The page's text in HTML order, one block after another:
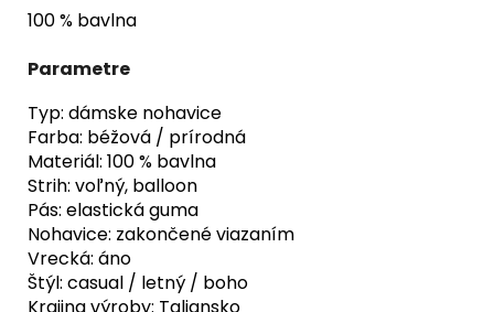
100 % bavlna
Parametre
Typ: dámske nohavice
Farba: béžová / prírodná
Materiál: 100 % bavlna
Strih: voľný, balloon
Pás: elastická guma
Nohavice: zakončené viazaním
Vrecká: áno
Štýl: casual / letný / boho
Krajina výroby: Taliansko